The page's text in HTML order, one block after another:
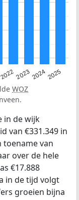
2022202320242025
WOZ
in de wijk
van €331.349 in
toename van
over de hele
€17.888
in de tijd volgt
groeien bijna